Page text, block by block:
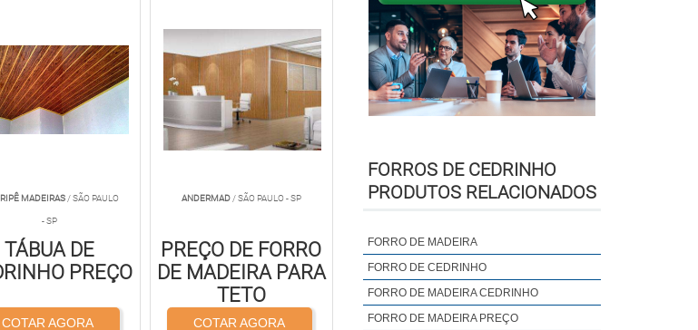
MADEIRAS/ SÃO PAULO
- SP
TÁBUA DE
PREÇO
COTAR AGORA
ANDERMAD/ SÃO PAULO - SP
PREÇO DE FORRO
DE MADEIRA PARA
TETO
COTAR AGORA
FORROS DE CEDRINHO
PRODUTOS RELACIONADOS
FORRO DE MADEIRA
FORRO DE CEDRINHO
FORRO DE MADEIRA CEDRINHO
FORRO DE MADEIRA PREÇO